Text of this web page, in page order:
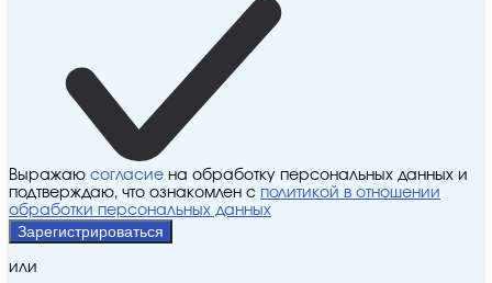
Выражаю согласие на обработку персональных данных и
подтверждаю, что ознакомлен с политикой в отношении
обработки персональных данных
Зарегистрироваться
или